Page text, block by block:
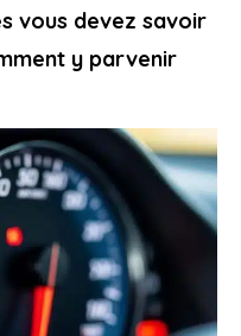
vous devez savoir
y parvenir